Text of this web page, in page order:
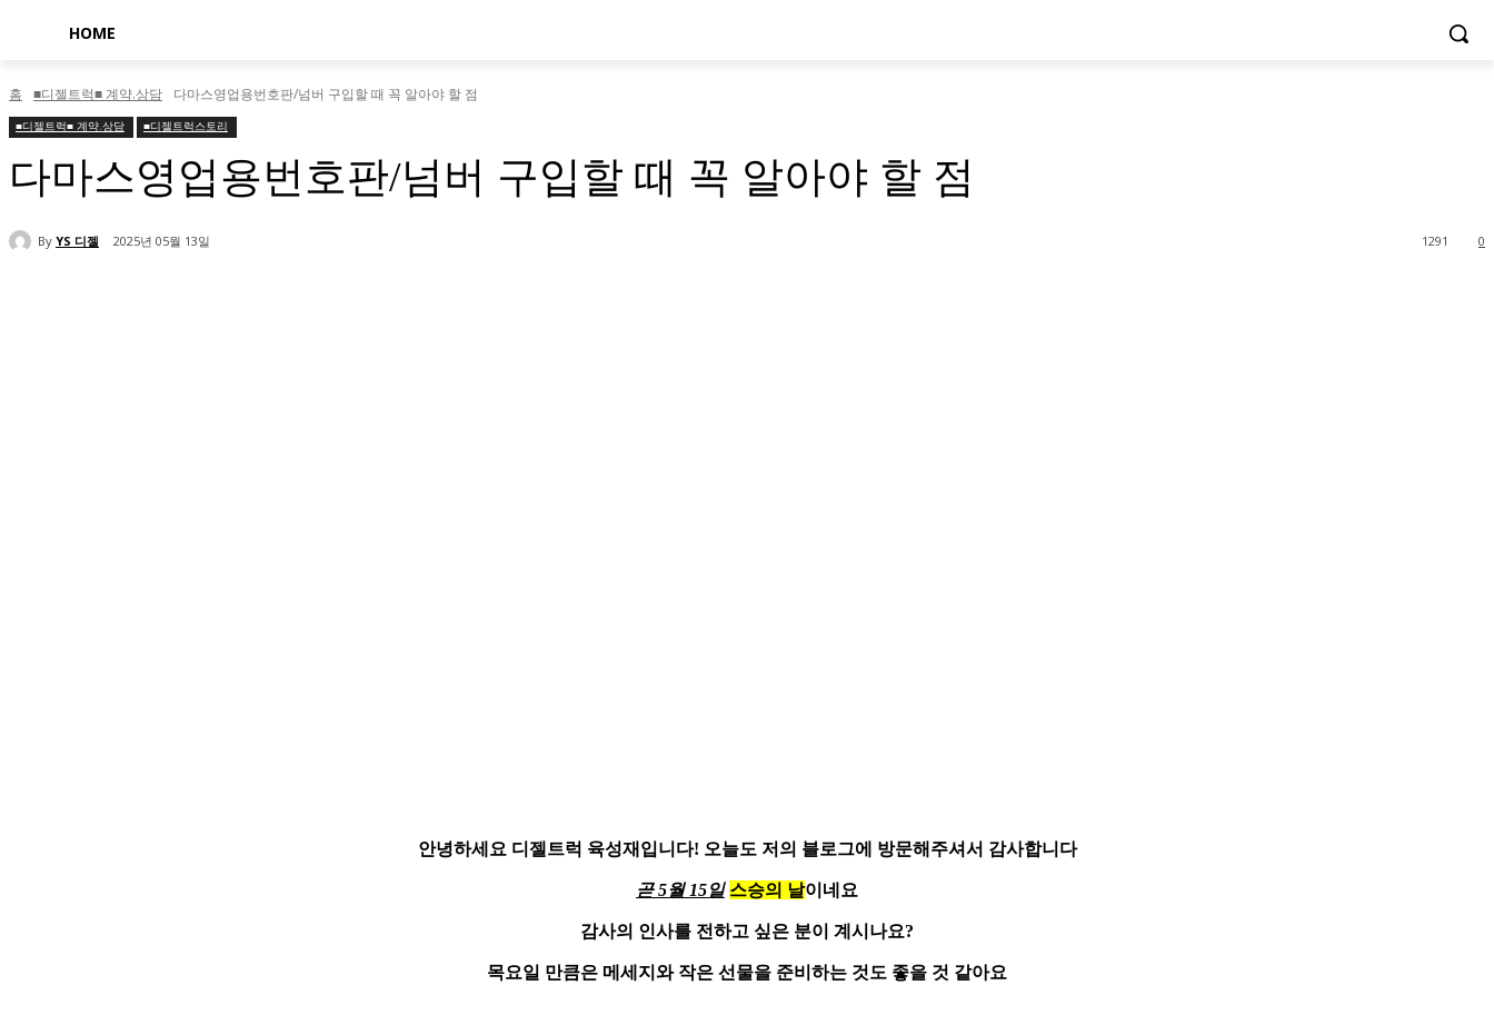
HOME
홈 ■디젤트럭■ 계약.상담 다마스영업용번호판/넘버 구입할 때 꼭 알아야 할 점
■디젤트럭■ 계약.상담 ■디젤트럭스토리
다마스영업용번호판/넘버 구입할 때 꼭 알아야 할 점
By YS 디젤 2025년 05월 13일 0
1291
안녕하세요 디젤트럭 육성재 입니다! 오늘도 저의 블로그에 방문해주셔서 감사합니다
곧 5월 15일 스승의 날이네요
감사의 인사를 전하고 싶은 분이 계시나요?
목요일 만큼은 메세지와 작은 선물을 준비하는 것도 좋을 것 같아요